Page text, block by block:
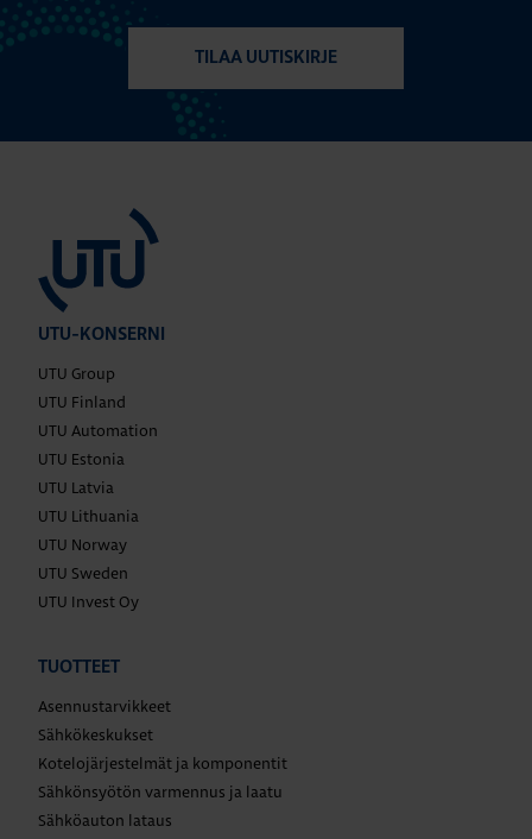
TILAA UUTISKIRJE
UTU-KONSERNI
UTU Group
UTU Finland
UTU Automation
UTU Estonia
UTU Latvia
UTU Lithuania
UTU Norway
UTU Sweden
UTU Invest Oy
TUOTTEET
Asennustarvikkeet
Sähkökeskukset
Kotelojärjestelmät ja komponentit
Sähkönsyötön varmennus ja laatu
Sähköauton lataus